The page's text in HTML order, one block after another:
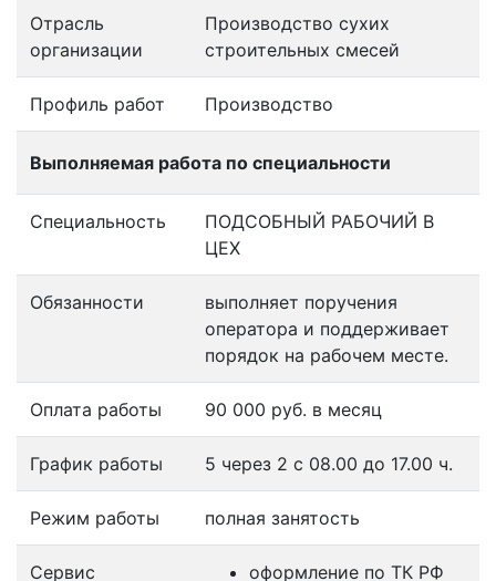
Отрасль
организации
Производство сухих
строительных смесей
Профиль работ Производство
Выполняемая работа по специальности
Специальность
ПОДСОБНЫЙ РАБОЧИЙ В
ЦЕХ
Обязанности
выполняет поручения
оператора и поддерживает
порядок на рабочем месте.
Оплата работы 90 000 руб. в месяц
График работы 5 через 2 с 08.00 до 17.00 ч.
Режим работы полная занятость
Сервис оформление по ТК РФ